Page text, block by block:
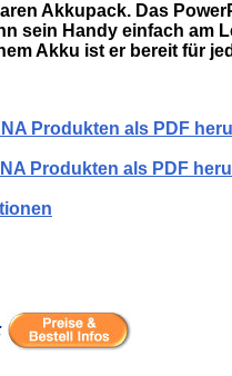
Akkupack. Das
sein Handy einfach am
Akku ist er bereit für
Produkten als PDF
Produkten als PDF